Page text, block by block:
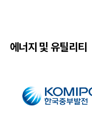
에너지 및 유틸리티